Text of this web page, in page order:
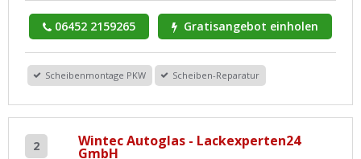
06452 2159265 Gratisangebot einholen
Scheibenmontage PKW Scheiben-Reparatur
2 Wintec Autoglas - Lackexperten24
GmbH